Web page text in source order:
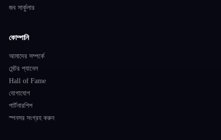
জব সার্কুলার
কোম্পানি
আমাদের সম্পর্কে
মেন্টর প্যানেল
Hall of Fame
যোগাযোগ
পার্টনারশিপ
স্পনসর সংগ্রহ করুন